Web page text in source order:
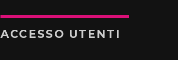
ACCESSO UTENTI